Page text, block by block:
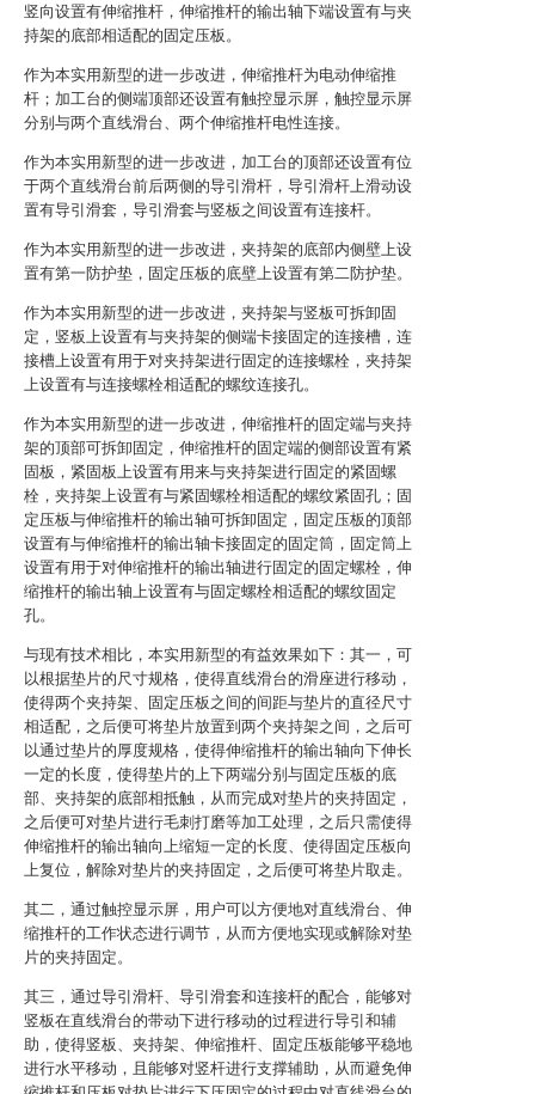
竖向设置有伸缩推杆，伸缩推杆的输出轴下端设置有与夹
持架的底部相适配的固定压板。
作为本实用新型的进一步改进，伸缩推杆为电动伸缩推
杆；加工台的侧端顶部还设置有触控显示屏，触控显示屏
分别与两个直线滑台、两个伸缩推杆电性连接。
作为本实用新型的进一步改进，加工台的顶部还设置有位
于两个直线滑台前后两侧的导引滑杆，导引滑杆上滑动设
置有导引滑套，导引滑套与竖板之间设置有连接杆。
作为本实用新型的进一步改进，夹持架的底部内侧壁上设
置有第一防护垫，固定压板的底壁上设置有第二防护垫。
作为本实用新型的进一步改进，夹持架与竖板可拆卸固
定，竖板上设置有与夹持架的侧端卡接固定的连接槽，连
接槽上设置有用于对夹持架进行固定的连接螺栓，夹持架
上设置有与连接螺栓相适配的螺纹连接孔。
作为本实用新型的进一步改进，伸缩推杆的固定端与夹持
架的顶部可拆卸固定，伸缩推杆的固定端的侧部设置有紧
固板，紧固板上设置有用来与夹持架进行固定的紧固螺
栓，夹持架上设置有与紧固螺栓相适配的螺纹紧固孔；固
定压板与伸缩推杆的输出轴可拆卸固定，固定压板的顶部
设置有与伸缩推杆的输出轴卡接固定的固定筒，固定筒上
设置有用于对伸缩推杆的输出轴进行固定的固定螺栓，伸
缩推杆的输出轴上设置有与固定螺栓相适配的螺纹固定
孔。
与现有技术相比，本实用新型的有益效果如下：其一，可
以根据垫片的尺寸规格，使得直线滑台的滑座进行移动，
使得两个夹持架、固定压板之间的间距与垫片的直径尺寸
相适配，之后便可将垫片放置到两个夹持架之间，之后可
以通过垫片的厚度规格，使得伸缩推杆的输出轴向下伸长
一定的长度，使得垫片的上下两端分别与固定压板的底
部、夹持架的底部相抵触，从而完成对垫片的夹持固定，
之后便可对垫片进行毛刺打磨等加工处理，之后只需使得
伸缩推杆的输出轴向上缩短一定的长度、使得固定压板向
上复位，解除对垫片的夹持固定，之后便可将垫片取走。
其二，通过触控显示屏，用户可以方便地对直线滑台、伸
缩推杆的工作状态进行调节，从而方便地实现或解除对垫
片的夹持固定。
其三，通过导引滑杆、导引滑套和连接杆的配合，能够对
竖板在直线滑台的带动下进行移动的过程进行导引和辅
助，使得竖板、夹持架、伸缩推杆、固定压板能够平稳地
进行水平移动，且能够对竖杆进行支撑辅助，从而避免伸